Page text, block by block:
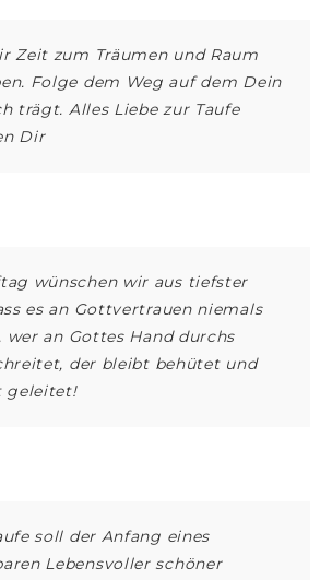
Zeit zum Träumen und Raum
Folge dem Weg auf dem Dein
trägt. Alles Liebe zur Taufe
Dir
wünschen wir aus tiefster
es an Gottvertrauen niemals
wer an Gottes Hand durchs
der bleibt behütet und
geleitet!
soll der Anfang eines
Lebensvoller schöner